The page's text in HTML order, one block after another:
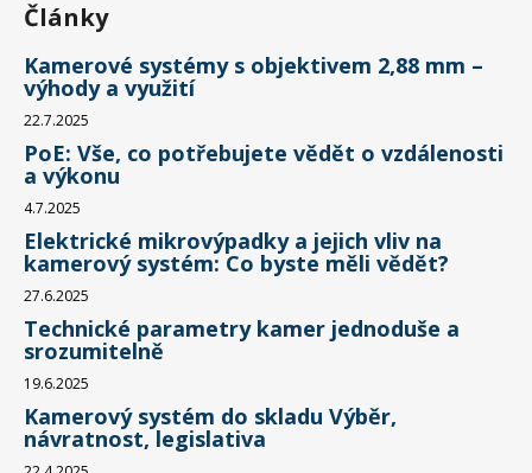
Články
Kamerové systémy s objektivem 2,88 mm –
výhody a využití
22.7.2025
PoE: Vše, co potřebujete vědět o vzdálenosti
a výkonu
4.7.2025
Elektrické mikrovýpadky a jejich vliv na
kamerový systém: Co byste měli vědět?
27.6.2025
Technické parametry kamer jednoduše a
srozumitelně
19.6.2025
Kamerový systém do skladu Výběr,
návratnost, legislativa